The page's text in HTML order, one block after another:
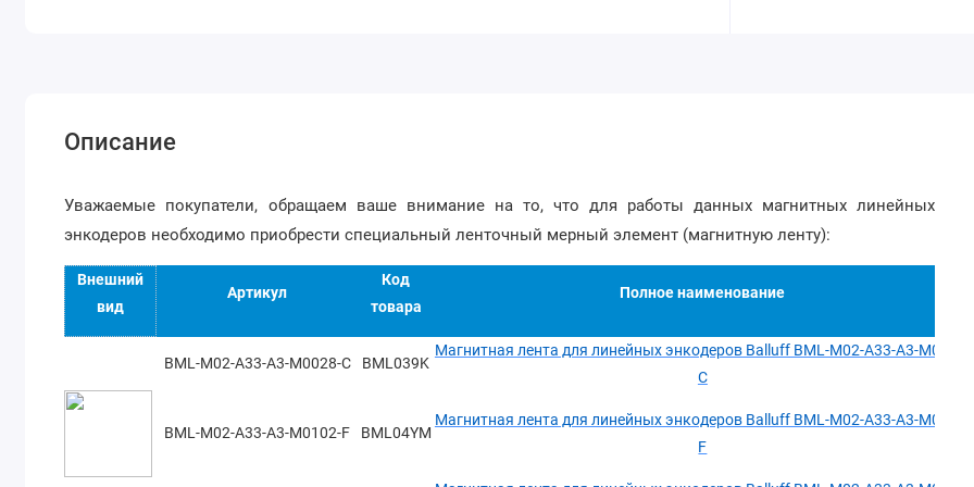
Описание
Уважаемые покупатели, обращаем ваше внимание на то, что для работы данных магнитных линейных
энкодеров необходимо приобрести специальный ленточный мерный элемент (магнитную ленту):
Внешний
вид
Артикул
Код
товара
Полное наименование
BML-M02-A33-A3-M0028-C BML039K
Магнитная лента для линейных энкодеров Balluff BML-M02-A33-A3-M0028-
C
BML-M02-A33-A3-M0102-F BML04YM
Магнитная лента для линейных энкодеров Balluff BML-M02-A33-A3-M0102-
F